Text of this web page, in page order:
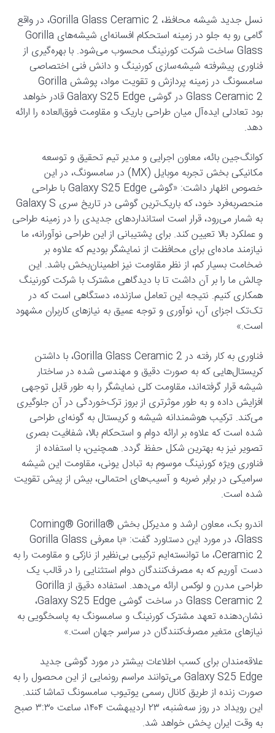
نسل جدید شیشه محافظ، Gorilla Glass Ceramic 2، در واقع
گامی رو به جلو در زمینه استحکام افسانه‌ای شیشه‌های Gorilla
Glass ساخت شرکت کورنینگ محسوب می‌شود. با بهره‌گیری از
فناوری پیشرفته شیشه‌سازی کورنینگ و دانش فنی اختصاصی
سامسونگ در زمینه پردازش و تقویت مواد، پوشش Gorilla
Glass Ceramic 2 در گوشی Galaxy S25 Edge قادر خواهد
بود تعادلی ایده‌آل میان طراحی باریک و مقاومت فوق‌العاده را ارائه
دهد.
کوانگ‌جین بائه، معاون اجرایی و مدیر تیم تحقیق و توسعه
مکانیکی بخش تجربه موبایل (MX) در سامسونگ، در این
خصوص اظهار داشت: «گوشی Galaxy S25 Edge با طراحی
منحصربه‌فرد خود، که باریک‌ترین گوشی در تاریخ سری Galaxy S
به شمار می‌رود، قرار است استانداردهای جدیدی را در زمینه طراحی
و عملکرد بالا تعیین کند. برای پشتیبانی از این طراحی نوآورانه، ما
نیازمند ماده‌ای برای محافظت از نمایشگر بودیم که علاوه بر
ضخامت بسیار کم، از نظر مقاومت نیز اطمینان‌بخش باشد. این
چالش ما را بر آن داشت تا با دیدگاهی مشترک با شرکت کورنینگ
همکاری کنیم. نتیجه این تعامل سازنده، دستگاهی است که در
تک‌تک اجزای آن، نوآوری و توجه عمیق به نیازهای کاربران مشهود
است.»
فناوری به کار رفته در Gorilla Glass Ceramic 2، با داشتن
کریستال‌هایی که به صورت دقیق و مهندسی شده در ساختار
شیشه قرار گرفته‌اند، مقاومت کلی نمایشگر را به طور قابل توجهی
افزایش داده و به طور موثرتری از بروز ترک‌خوردگی در آن جلوگیری
می‌کند. ترکیب هوشمندانه شیشه و کریستال به گونه‌ای طراحی
شده است که علاوه بر ارائه دوام و استحکام بالا، شفافیت بصری
تصویر نیز به بهترین شکل حفظ گردد. همچنین، با استفاده از
فناوری ویژه کورنینگ موسوم به تبادل یونی، مقاومت این شیشه
سرامیکی در برابر ضربه و آسیب‌های احتمالی، بیش از پیش تقویت
شده است.
اندرو بک، معاون ارشد و مدیرکل بخش Corning® Gorilla®
Glass، در مورد این دستاورد گفت: «با معرفی Gorilla Glass
Ceramic 2، ما توانسته‌ایم ترکیبی بی‌نظیر از نازکی و مقاومت را به
دست آوریم که به مصرف‌کنندگان دوام استثنایی را در قالب یک
طراحی مدرن و لوکس ارائه می‌دهد. استفاده دقیق از Gorilla
Glass Ceramic 2 در ساخت گوشی Galaxy S25 Edge،
نشان‌دهنده تعهد مشترک کورنینگ و سامسونگ به پاسخگویی به
نیازهای متغیر مصرف‌کنندگان در سراسر جهان است.»
علاقه‌مندان برای کسب اطلاعات بیشتر در مورد گوشی جدید
Galaxy S25 Edge می‌توانند مراسم رونمایی از این محصول را به
صورت زنده از طریق کانال رسمی یوتیوب سامسونگ تماشا کنند.
این رویداد در روز سه‌شنبه، ۲۳ اردیبهشت ۱۴۰۴، ساعت ۳:۳۰ صبح
به وقت ایران پخش خواهد شد.